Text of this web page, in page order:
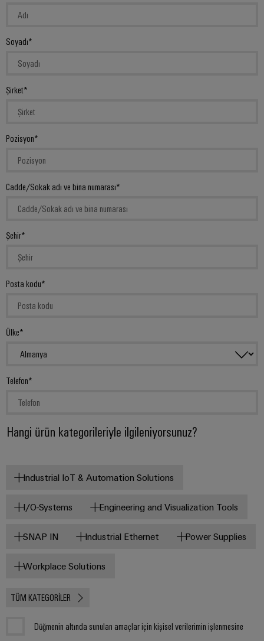
Soyadı
Şirket
Pozisyon
Cadde/Sokak adı ve bina numarası
Şehir
Posta kodu
Ülke
Telefon
Hangi ürün kategorileriyle ilgileniyorsunuz?
Seçili ürün kategorileri
Industrial IoT & Automation Solutions
I/O-Systems Engineering and Visualization Tools
SNAP IN Industrial Ethernet Power Supplies
Workplace Solutions
TÜM KATEGORILER
Düğmenin altında sunulan amaçlar için kişisel verilerimin işlenmesine